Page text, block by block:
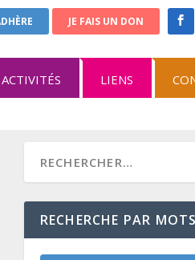
JE FAIS UN DON
ACTIVITÉS LIENS
RECHERCHE PAR